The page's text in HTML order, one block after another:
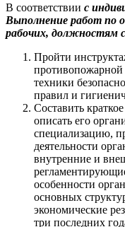
В соответствии с
Выполнение работ по
рабочих, должностям
Пройти
противопожарной
техники
правил и
Составить
описать его
специализацию,
деятельности
внутренние и
особенности
основных
экономические
три последних